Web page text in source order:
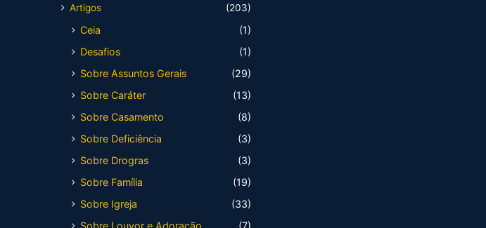
Artigos
(203)
Ceia
(1)
Desafios
(1)
Sobre Assuntos Gerais
(29)
Sobre Caráter
(13)
Sobre Casamento
(8)
Sobre Deficiência
(3)
Sobre Drogras
(3)
Sobre Família
(19)
Sobre Igreja
(33)
Sobre Louvor e Adoração
(7)